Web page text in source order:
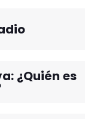
¿Quién es